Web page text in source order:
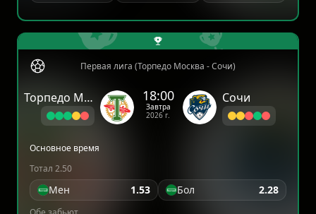
Первая лига (Торпедо Москва - Сочи)
Торпедо Москва 18:00
Завтра
2026 г.
Сочи
Основное время
Тотал 2.50
Мен 1.53 Бол 2.28